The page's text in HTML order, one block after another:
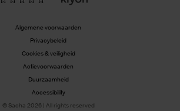
Algemene voorwaarden
Privacybeleid
Cookies & veiligheid
Actievoorwaarden
Duurzaamheid
Accessibility
© Sacha 2026 | All rights reserved